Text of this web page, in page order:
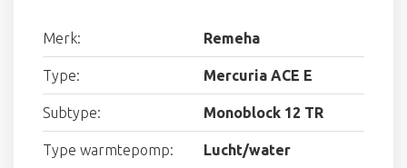
Merk: Remeha
Type: Mercuria ACE E
Subtype: Monoblock 12 TR
Type warmtepomp: Lucht/water